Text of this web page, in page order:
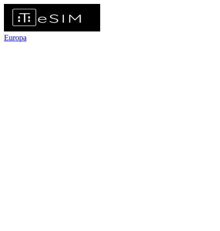
Europa